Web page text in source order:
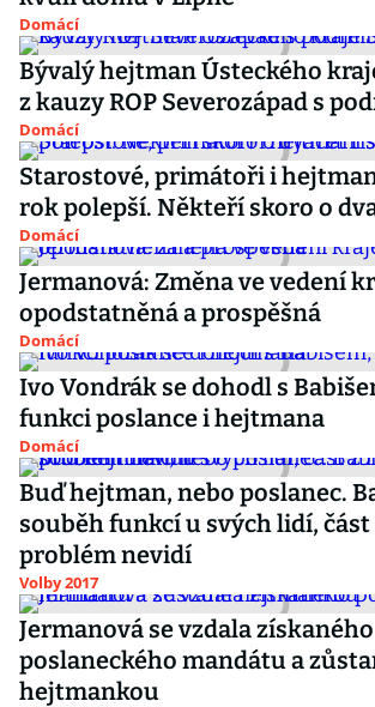
Domácí
Bývalý hejtman Ústeckého
z kauzy ROP Severozápad s
Domácí
Starostové, primátoři i
rok polepší. Někteří skoro o
Domácí
Jermanová: Změna ve vedení
opodstatněná a prospěšná
Domácí
Ivo Vondrák se dohodl s
funkci poslance i hejtmana
Domácí
Buď hejtman, nebo poslanec.
souběh funkcí u svých lidí,
problém nevidí
Volby 2017
Jermanová se vzdala získaného
poslaneckého mandátu a
hejtmankou